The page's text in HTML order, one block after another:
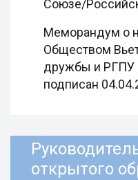
Союзе/
Меморандум о
Обществом
дружбы и РГПУ
подписан
открытого